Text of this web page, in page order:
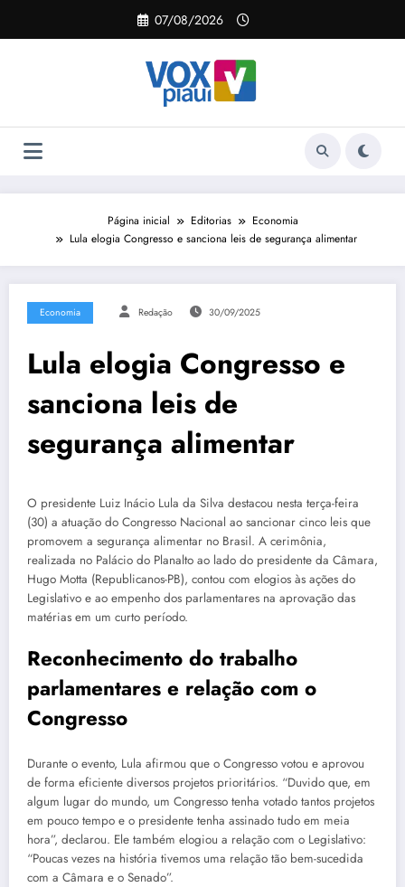
o
07/08/2026
Página inicial Editorias
Economia
Lula elogia Congresso e sanciona leis de segurança alimentar
Economia Redação 30/09/2025
Lula elogia Congresso e
sanciona leis de
segurança alimentar
O presidente Luiz Inácio Lula da Silva destacou nesta terça-feira
(30) a atuação do Congresso Nacional ao sancionar cinco leis que
promovem a segurança alimentar no Brasil. A cerimônia,
realizada no Palácio do Planalto ao lado do presidente da Câmara,
Hugo Motta (Republicanos-PB), contou com elogios às ações do
Legislativo e ao empenho dos parlamentares na aprovação das
matérias em um curto período.
Reconhecimento do trabalho
parlamentares e relação com o
Congresso
Durante o evento, Lula afirmou que o Congresso votou e aprovou
de forma eficiente diversos projetos prioritários. “Duvido que, em
algum lugar do mundo, um Congresso tenha votado tantos projetos
em pouco tempo e o presidente tenha assinado tudo em meia
hora”, declarou. Ele também elogiou a relação com o Legislativo:
“Poucas vezes na história tivemos uma relação tão bem-sucedida
com a Câmara e o Senado”.